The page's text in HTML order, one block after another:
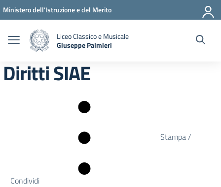
Vai ai contenuti
Vai al menu di navigazione
Vai al footer
Ministero dell'Istruzione e del Merito
Liceo Classico e Musicale
Giuseppe Palmieri
Diritti SIAE
Stampa /
Condividi